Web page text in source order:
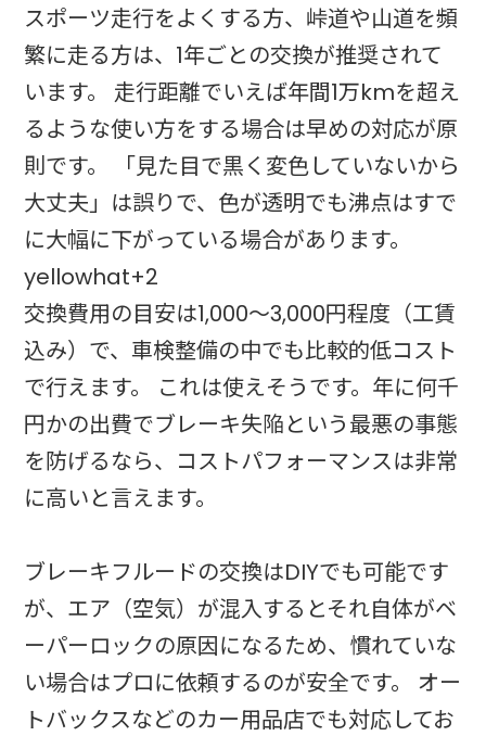
スポーツ走行をよくする方、峠道や山道を頻
繁に走る方は、1年ごとの交換が推奨されて
います。 走行距離でいえば年間1万kmを超え
るような使い方をする場合は早めの対応が原
則です。 「見た目で黒く変色していないから
大丈夫」は誤りで、色が透明でも沸点はすで
に大幅に下がっている場合があります。
yellowhat+2
交換費用の目安は1,000〜3,000円程度（工賃
込み）で、車検整備の中でも比較的低コスト
で行えます。 これは使えそうです。年に何千
円かの出費でブレーキ失陥という最悪の事態
を防げるなら、コストパフォーマンスは非常
に高いと言えます。
ブレーキフルードの交換はDIYでも可能です
が、エア（空気）が混入するとそれ自体がベ
ーパーロックの原因になるため、慣れていな
い場合はプロに依頼するのが安全です。 オー
トバックスなどのカー用品店でも対応してお